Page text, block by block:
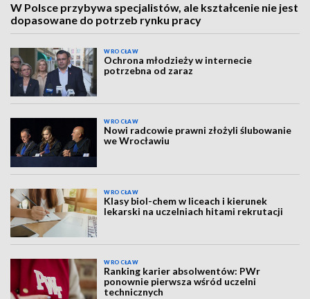
W Polsce przybywa specjalistów, ale kształcenie nie jest
dopasowane do potrzeb rynku pracy
WROCŁAW
Ochrona młodzieży w internecie
potrzebna od zaraz
WROCŁAW
Nowi radcowie prawni złożyli ślubowanie
we Wrocławiu
WROCŁAW
Klasy biol-chem w liceach i kierunek
lekarski na uczelniach hitami rekrutacji
WROCŁAW
Ranking karier absolwentów: PWr
ponownie pierwsza wśród uczelni
technicznych